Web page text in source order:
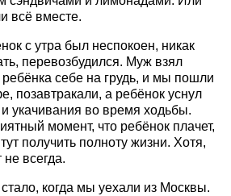
всё вместе.
с утра был неспокоен, никак
перевозбудился. Муж взял
ребёнка себе на грудь, и мы пошли
позавтракали, а ребёнок уснул
укачивания во время ходьбы.
момент, что ребёнок плачет,
получить полноту жизни. Хотя,
не всегда.
когда мы уехали из Москвы.